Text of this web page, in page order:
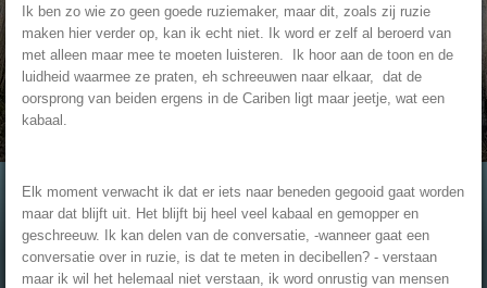
Ik ben zo wie zo geen goede ruziemaker, maar dit, zoals zij ruzie
maken hier verder op, kan ik echt niet. Ik word er zelf al beroerd van
met alleen maar mee te moeten luisteren. Ik hoor aan de toon en de
luidheid waarmee ze praten, eh schreeuwen naar elkaar, dat de
oorsprong van beiden ergens in de Cariben ligt maar jeetje, wat een
kabaal.
Elk moment verwacht ik dat er iets naar beneden gegooid gaat worden
maar dat blijft uit. Het blijft bij heel veel kabaal en gemopper en
geschreeuw. Ik kan delen van de conversatie, -wanneer gaat een
conversatie over in ruzie, is dat te meten in decibellen? - verstaan
maar ik wil het helemaal niet verstaan, ik word onrustig van mensen